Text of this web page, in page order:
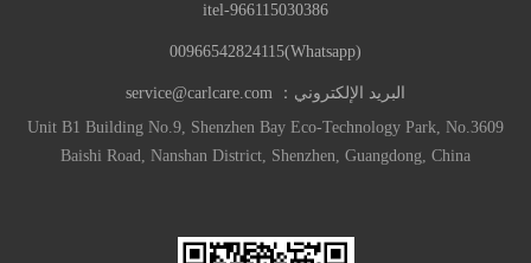
966115030386-itel
(Whatsapp)00966542824115
البريد الإلكتروني： service@carlcare.com
Unit B1 Building No.9, Shenzhen Bay Eco-Technology Park, No.3609
Baishi Road, Nanshan District, Shenzhen, Guangdong, China